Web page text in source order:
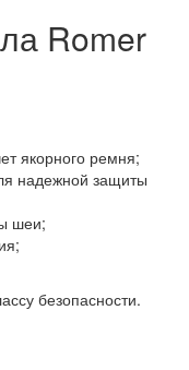
Romer
якорного ремня;
надежной защиты
шеи;
безопасности.